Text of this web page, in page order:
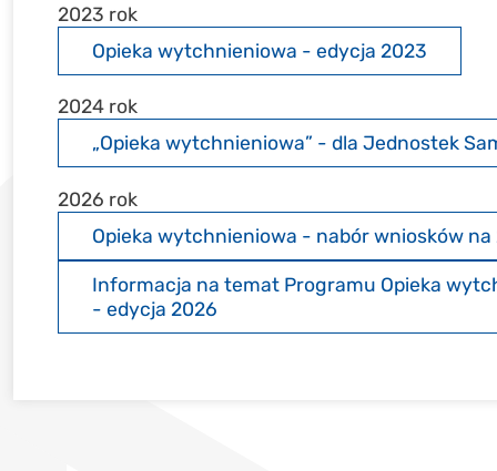
2023 rok
Opieka wytchnieniowa - edycja 2023
2024 rok
„Opieka wytchnieniowa” - dla Jednostek
2026 rok
Opieka wytchnieniowa - nabór wniosków na
Informacja na temat Programu Opieka
- edycja 2026